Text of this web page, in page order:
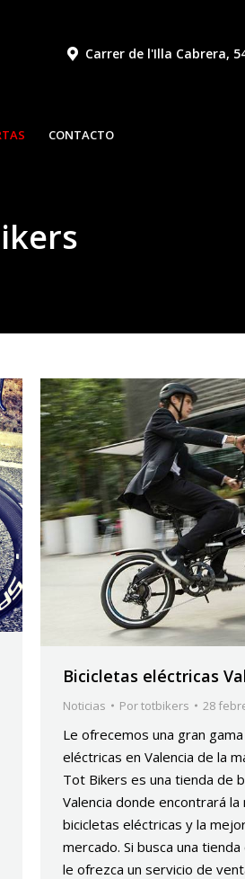
Carrer de l'Illa Cabrera,
CONTACTO
Bicicletas eléctricas
Noticias Portotbikers 28
Le ofrecemos una gran
eléctricas en Valencia de la
Tot Bikers es una tienda de
Valencia donde encontrará
bicicletas eléctricas y la
mercado. Si busca una
le ofrezca un servicio de
NOTICIAS VÍDEOS